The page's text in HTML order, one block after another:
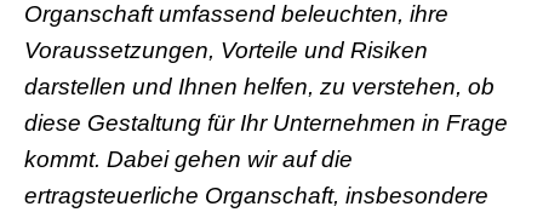
Organschaft umfassend beleuchten, ihre
Voraussetzungen, Vorteile und Risiken
darstellen und Ihnen helfen, zu verstehen, ob
diese Gestaltung für Ihr Unternehmen in Frage
kommt. Dabei gehen wir auf die
ertragsteuerliche Organschaft, insbesondere